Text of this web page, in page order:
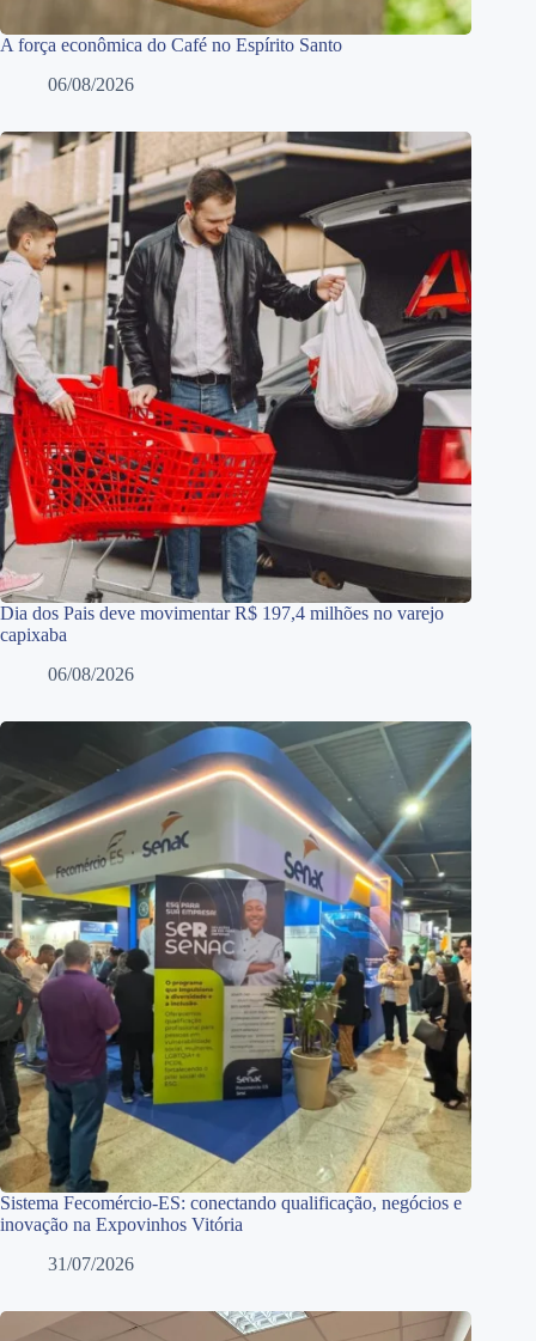
A força econômica do Café no Espírito Santo
06/08/2026
Dia dos Pais deve movimentar R$ 197,4 milhões no varejo
capixaba
06/08/2026
Sistema Fecomércio-ES: conectando qualificação, negócios e
inovação na Expovinhos Vitória
31/07/2026